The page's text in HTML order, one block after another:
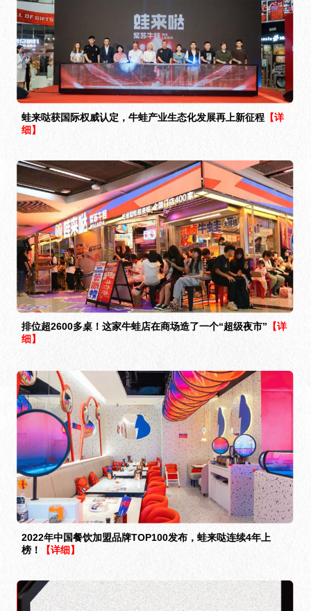
蛙来哒获国际权威认定，牛蛙产业生态化发展再上新征程 【详
细】
排位超2600多桌！这家牛蛙店在商场造了一个“超级夜市” 【详
细】
2022年中国餐饮加盟品牌TOP100发布，蛙来哒连续4年上
榜！
【详细】